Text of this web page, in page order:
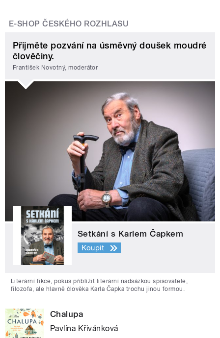
E-SHOP ČESKÉHO ROZHLASU
Přijměte pozvání na úsměvný doušek moudré
člověčiny.
František Novotný, moderátor
Setkání s Karlem Čapkem
Koupit
Literární fikce, pokus přiblížit literární nadsázkou spisovatele,
filozofa, ale hlavně člověka Karla Čapka trochu jinou formou.
Chalupa
Pavlína Křivánková